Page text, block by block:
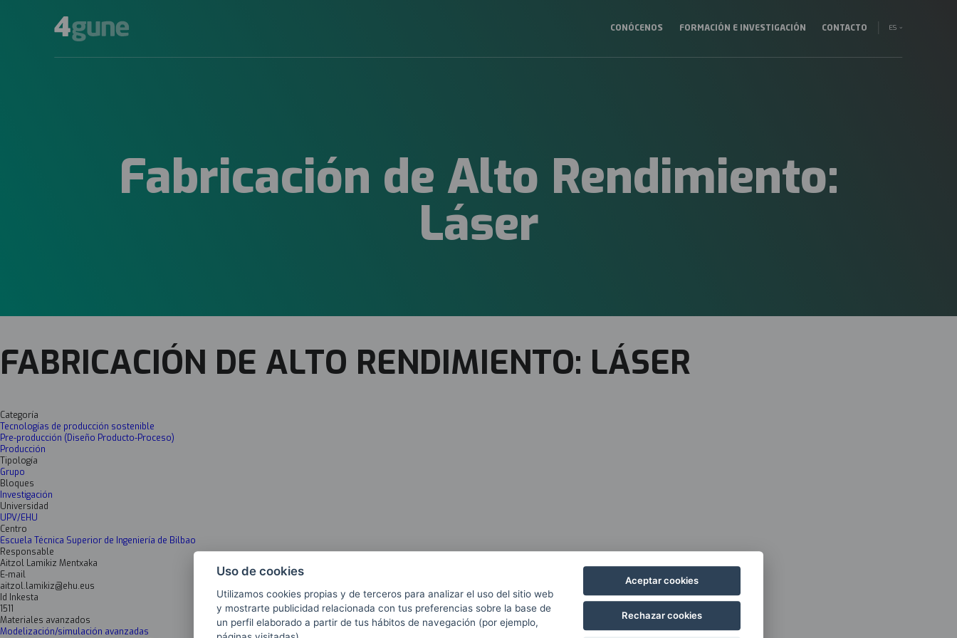
principal
CONÓCENOS FORMACIÓN E INVESTIGACIÓN CONTACTO ES
Fabricación de Alto Rendimiento:
Láser
FABRICACIÓN DE ALTO RENDIMIENTO: LÁSER
Categoría
Tecnologías de producción sostenible
Pre-producción (Diseño Producto-Proceso)
Producción
Tipología
Grupo
Bloques
Investigación
Universidad
UPV/EHU
Centro
Escuela Técnica Superior de Ingeniería de Bilbao
Responsable
Aitzol Lamikiz Mentxaka
E-mail
aitzol.lamikiz@ehu.eus
Id Inkesta
1511
Materiales avanzados
Modelización/simulación avanzadas
Uso de cookies
Utilizamos cookies propias y de terceros para analizar el uso del sitio web
y mostrarte publicidad relacionada con tus preferencias sobre la base de
un perfil elaborado a partir de tus hábitos de navegación (por ejemplo,
Aceptar cookies
Rechazar cookies